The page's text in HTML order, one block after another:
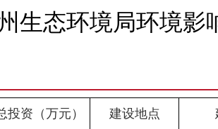
生态环境局环境
投资（万元） 建设地点